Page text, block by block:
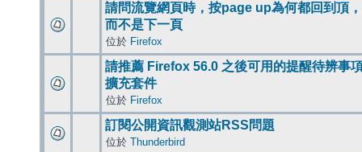
請問流覽網頁時，按page up為何都回到頂，
而不是下一頁
位於 Firefox
請推薦 Firefox 56.0 之後可用的提醒待辨事
擴充套件
位於 Firefox
訂閱公開資訊觀測站RSS問題
位於 Thunderbird